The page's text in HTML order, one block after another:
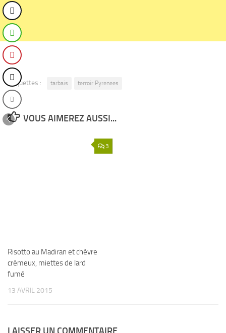
Étiquettes : tarbais terroir Pyrenees
VOUS AIMEREZ AUSSI...
3
Risotto au Madiran et chèvre
crémeux, miettes de lard
fumé
13 AVRIL 2015